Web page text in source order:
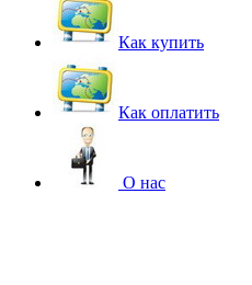
Как купить
Как оплатить
О нас